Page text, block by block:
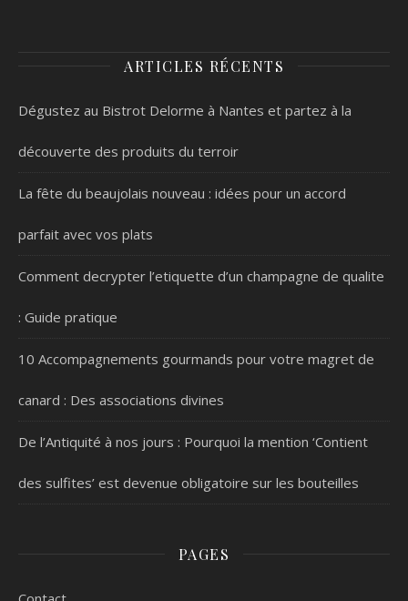
plats
ARTICLES RÉCENTS
Dégustez au Bistrot Delorme à Nantes et partez à la
découverte des produits du terroir
La fête du beaujolais nouveau : idées pour un accord
parfait avec vos plats
Comment decrypter l’etiquette d’un champagne de qualite
: Guide pratique
10 Accompagnements gourmands pour votre magret de
canard : Des associations divines
De l’Antiquité à nos jours : Pourquoi la mention ‘Contient
des sulfites’ est devenue obligatoire sur les bouteilles
PAGES